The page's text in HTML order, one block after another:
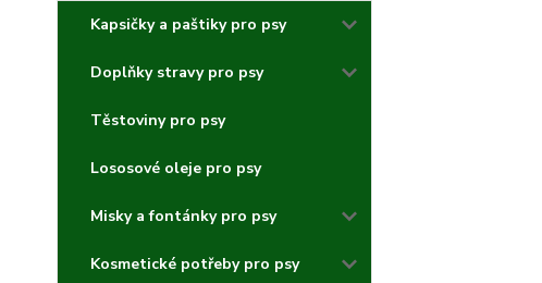
Kapsičky a paštiky pro psy
Doplňky stravy pro psy
Těstoviny pro psy
Lososové oleje pro psy
Misky a fontánky pro psy
Kosmetické potřeby pro psy